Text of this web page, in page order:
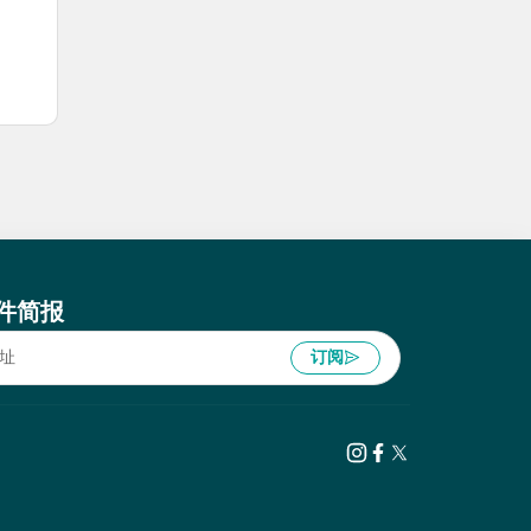
简报
订阅